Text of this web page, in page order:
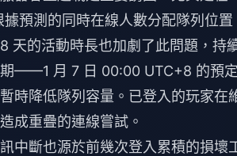
預測的同時在線人數分配隊列位
的活動時長也加劇了此問題，持
——1 月 7 日 00:00 UTC+8 的預
時降低隊列容量。已登入的玩家
成重疊的連線嘗試。
中斷也源於前幾次登入累積的損